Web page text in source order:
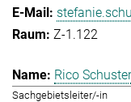
Z-1.122
Rico Schuster
Sachgebietsleiter/-in